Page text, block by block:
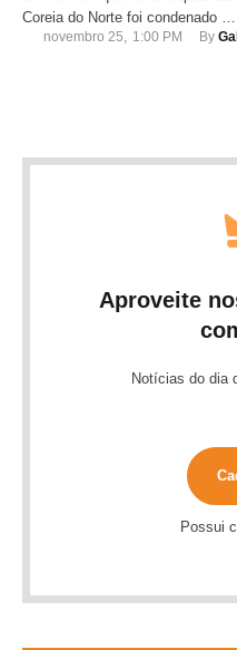
Coreia do Norte foi condenado …
novembro 25, 1:00 PM By
Aproveite
Notícias do dia
Possui